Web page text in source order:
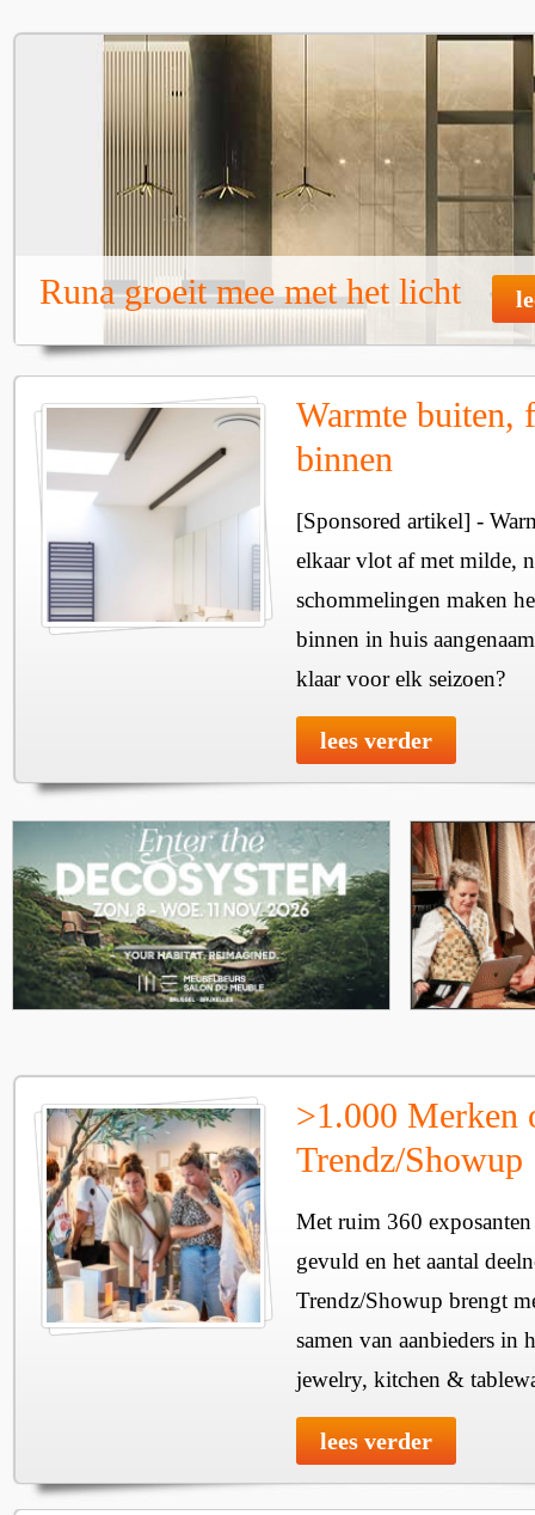
Runa groeit mee met het licht
Warmte buiten,
binnen
[Sponsored artikel] -
elkaar vlot af met milde,
schommelingen maken
binnen in huis
klaar voor elk seizoen?
lees verder
>1.000 Merken
Trendz/Showup
Met ruim 360
gevuld en het aantal
Trendz/Showup brengt
samen van aanbieders in
jewelry, kitchen &
lees verder